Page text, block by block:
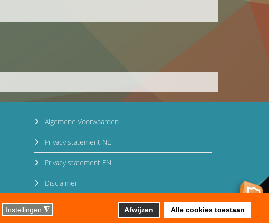
Instellingen ◮ Afwijzen Alle cookies toestaan
Algemene Voorwaarden
Privacy statement NL
Privacy statement EN
Disclaimer
Auteursrecht en gebruiksrecht